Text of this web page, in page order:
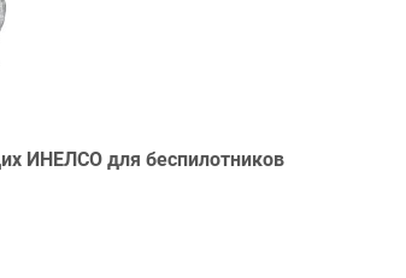
ИНЕЛСО для беспилотников